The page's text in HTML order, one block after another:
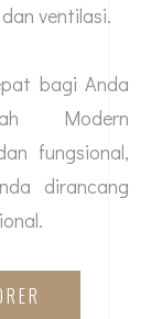
ventilasi.
bagi Anda
Modern
fungsional,
dirancang